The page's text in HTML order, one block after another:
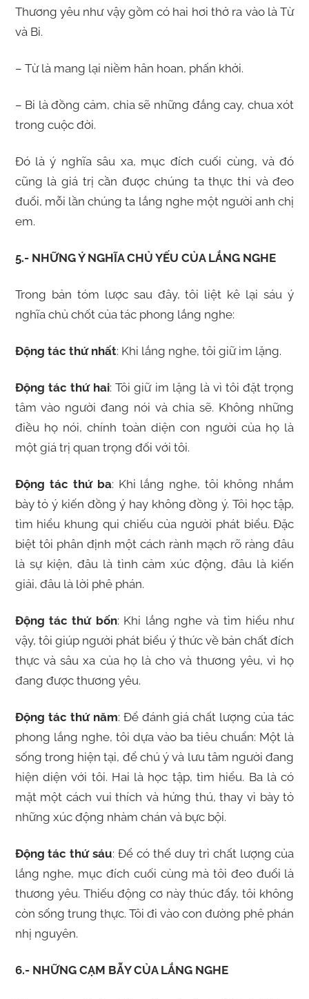
Thương yêu như vậy gồm có hai hơi thở ra vào là Từ
và Bi.
– Từ là mang lại niềm hân hoan, phấn khởi.
– Bi là đồng cảm, chia sẽ những đắng cay, chua xót
trong cuộc đời.
Đó là ý nghĩa sâu xa, mục đích cuối cùng, và đó
cũng là giá trị cần được chúng ta thực thi và đeo
đuổi, mỗi lần chúng ta lắng nghe một người anh chị
em.
5.- NHỮNG Ý NGHĨA CHỦ YẾU CỦA LẮNG NGHE
Trong bản tóm lược sau đây, tôi liệt kê lại sáu ý
nghĩa chủ chốt của tác phong lắng nghe:
Động tác thứ nhất: Khi lắng nghe, tôi giữ im lặng.
Động tác thứ hai: Tôi giữ im lặng là vì tôi đặt trọng
tâm vào người đang nói và chia sẽ. Không những
điều họ nói, chính toàn diện con người của họ là
một giá trị quan trọng đối với tôi.
Động tác thứ ba: Khi lắng nghe, tôi không nhắm
bày tỏ ý kiến đồng ý hay không đồng ý. Tôi học tập,
tìm hiểu khung qui chiếu của người phát biểu. Đặc
biệt tôi phân định một cách rành mạch rõ ràng đâu
là sự kiện, đâu là tình cảm xúc động, đâu là kiến
giải, đâu là lời phê phán.
Động tác thứ bốn: Khi lắng nghe và tìm hiểu như
vậy, tôi giúp người phát biểu ý thức về bản chất đích
thực và sâu xa của họ là cho và thương yêu, vì họ
đang được thương yêu.
Động tác thứ năm: Để đánh giá chất lượng của tác
phong lắng nghe, tôi dựa vào ba tiêu chuẩn: Một là
sống trong hiện tại, để chú ý và lưu tâm người đang
hiện diện với tôi. Hai là học tập, tìm hiểu. Ba là có
mặt một cách vui thích và hứng thú, thay vì bày tỏ
những xúc động nhàm chán và bực bội.
Động tác thứ sáu: Để có thể duy trì chất lượng của
lắng nghe, mục đích cuối cùng mà tôi đeo đuổi là
thương yêu. Thiếu động cơ này thúc đẩy, tôi không
còn sống trung thực. Tôi đi vào con đường phê phán
nhị nguyên.
6.- NHỮNG CẠM BẪY CỦA LẮNG NGHE